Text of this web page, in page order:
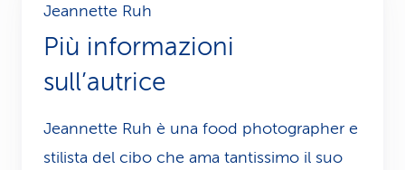
i
Jeannette Ruh
Più informazioni
sull’autrice
Jeannette Ruh è una food photographer e
stilista del cibo che ama tantissimo il suo